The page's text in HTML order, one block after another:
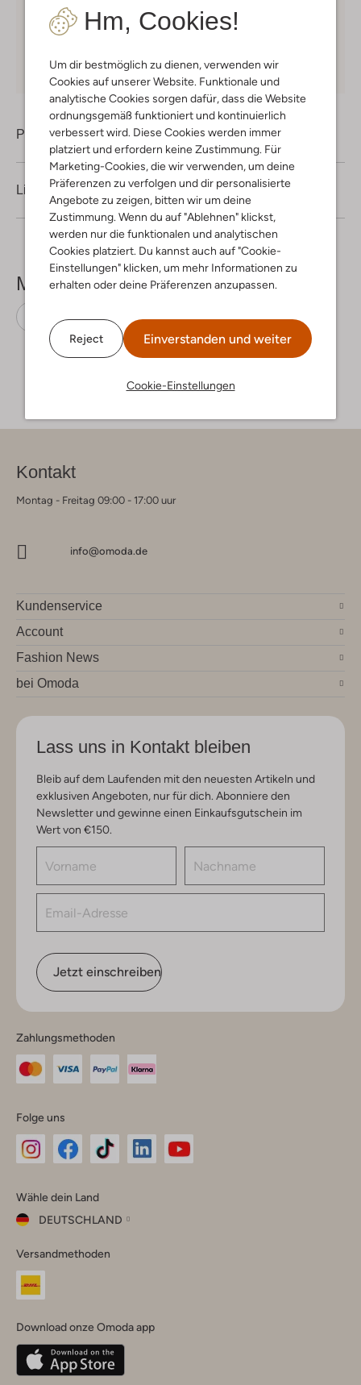
Hm, Cookies!
Um dir bestmöglich zu dienen, verwenden wir
Cookies auf unserer Website. Funktionale und
analytische Cookies sorgen dafür, dass die Website
ordnungsgemäß funktioniert und kontinuierlich
verbessert wird. Diese Cookies werden immer
platziert und erfordern keine Zustimmung. Für
Marketing-Cookies, die wir verwenden, um deine
Präferenzen zu verfolgen und dir personalisierte
Angebote zu zeigen, bitten wir um deine
Zustimmung. Wenn du auf "Ablehnen" klickst,
werden nur die funktionalen und analytischen
Cookies platziert. Du kannst auch auf "Cookie-
Einstellungen" klicken, um mehr Informationen zu
erhalten oder deine Präferenzen anzupassen.
Reject Einverstanden und weiter
Cookie-Einstellungen
Kostenloser Versand
Mitglieder in Deutschland
Produktinformation
Lieferung & Rückgabe
Mehr sehen
Sneaker Low Nike Stoff-Textil
Kontakt
Montag - Freitag 09:00 - 17:00 uur
info@omoda.de
Kundenservice
Account
Fashion News
bei Omoda
Lass uns in Kontakt bleiben
Bleib auf dem Laufenden mit den neuesten Artikeln und
exklusiven Angeboten, nur für dich. Abonniere den
Newsletter und gewinne einen Einkaufsgutschein im
Wert von €150.
Jetzt einschreiben
Zahlungsmethoden
Folge uns
Instagram
Facebook
TikTok
Wähle dein Land
DEUTSCHLAND
dein
Land
Belgique(Français)
Deutschland
Versandmethoden
Download onze Omoda app